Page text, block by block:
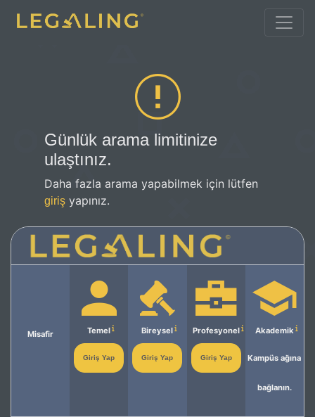
Günlük arama limitinize
ulaştınız.
Daha fazla arama yapabilmek için lütfen
giriş yapınız.
Misafir Temel
Giriş Yap
Bireysel
Giriş Yap
Profesyonel
Giriş Yap
Akademik
Kampüs ağına
bağlanın.